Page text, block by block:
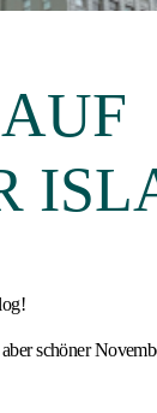
schöner